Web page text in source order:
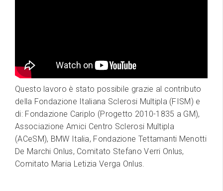
Questo lavoro è stato possibile grazie al contributo
della Fondazione Italiana Sclerosi Multipla (FISM) e
di: Fondazione Cariplo (Progetto 2010-1835 a GM),
Associazione Amici Centro Sclerosi Multipla
(ACeSM), BMW Italia, Fondazione Tettamanti Menotti
De Marchi Onlus, Comitato Stefano Verri Onlus,
Comitato Maria Letizia Verga Onlus.